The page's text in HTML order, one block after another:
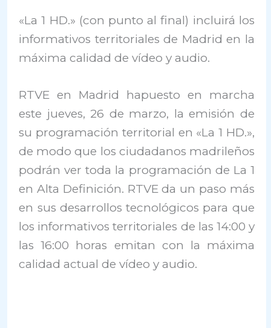
«La 1 HD.» (con punto al final) incluirá los
informativos territoriales de Madrid en la
máxima calidad de vídeo y audio.
RTVE en Madrid hapuesto en marcha
este jueves, 26 de marzo, la emisión de
su programación territorial en «La 1 HD.»,
de modo que los ciudadanos madrileños
podrán ver toda la programación de La 1
en Alta Definición. RTVE da un paso más
en sus desarrollos tecnológicos para que
los informativos territoriales de las 14:00 y
las 16:00 horas emitan con la máxima
calidad actual de vídeo y audio.